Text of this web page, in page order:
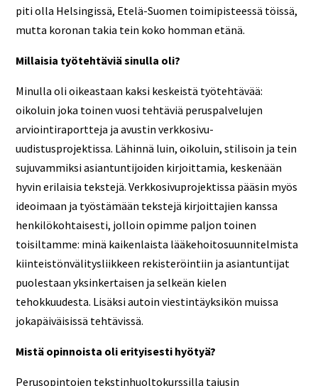
piti olla Helsingissä, Etelä-Suomen toimipisteessä töissä,
mutta koronan takia tein koko homman etänä.
Millaisia työtehtäviä sinulla oli?
Minulla oli oikeastaan kaksi keskeistä työtehtävää:
oikoluin joka toinen vuosi tehtäviä peruspalvelujen
arviointiraportteja ja avustin verkkosivu-
uudistusprojektissa. Lähinnä luin, oikoluin, stilisoin ja tein
sujuvammiksi asiantuntijoiden kirjoittamia, keskenään
hyvin erilaisia tekstejä. Verkkosivuprojektissa pääsin myös
ideoimaan ja työstämään tekstejä kirjoittajien kanssa
henkilökohtaisesti, jolloin opimme paljon toinen
toisiltamme: minä kaikenlaista lääkehoitosuunnitelmista
kiinteistönvälitysliikkeen rekisteröintiin ja asiantuntijat
puolestaan yksinkertaisen ja selkeän kielen
tehokkuudesta. Lisäksi autoin viestintäyksikön muissa
jokapäiväisissä tehtävissä.
Mistä opinnoista oli erityisesti hyötyä?
Perusopintojen tekstinhuoltokurssilla tajusin